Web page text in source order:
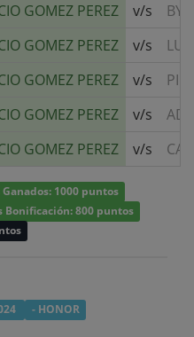
GOMEZ PEREZ v/s
BYE
GOMEZ PEREZ v/s
GOMEZ PEREZ v/s
GOMEZ PEREZ v/s
GOMEZ PEREZ v/s
1000 puntos
Bonificación: 800 puntos
- HONOR